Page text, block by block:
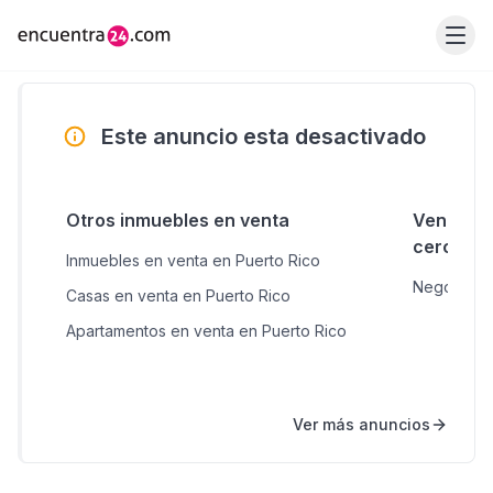
Este anuncio esta desactivado
Otros inmuebles en venta
Inmuebles en venta en Puerto Rico
Casas en venta en Puerto Rico
Apartamentos en venta en Puerto Rico
Venta
Negocios
Ver más anuncios